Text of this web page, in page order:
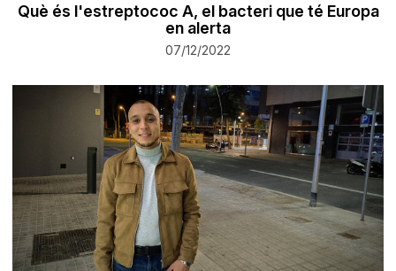
Què és l'estreptococ A, el bacteri que té Europa
en alerta
07/12/2022